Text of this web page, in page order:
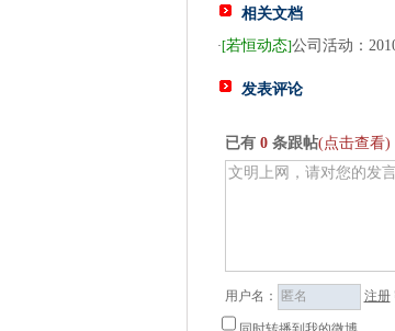
相关文档
·[若恒动态]公司活动：
发表评论
已有 0条跟帖(点击查看)
用户名： 注册